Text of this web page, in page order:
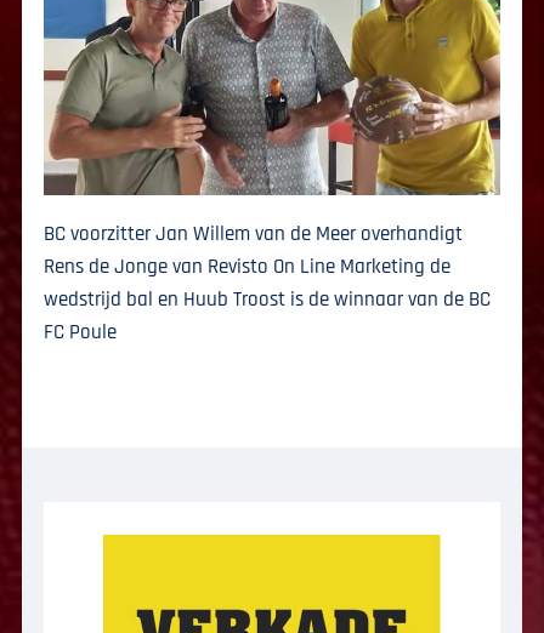
BC voorzitter Jan Willem van de Meer overhandigt
Rens de Jonge van Revisto On Line Marketing de
wedstrijd bal en Huub Troost is de winnaar van de BC
FC Poule